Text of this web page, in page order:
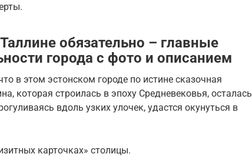
обязательно – главные
города с фото и описанием
в этом эстонском городе по истине сказочная
которая строилась в эпоху Средневековья, осталась
вдоль узких улочек, удастся окунуться в
карточках» столицы.